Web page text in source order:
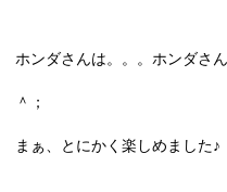
ホンダさんは。。。ホンダさ
＾；
まぁ、とにかく楽しめました♪